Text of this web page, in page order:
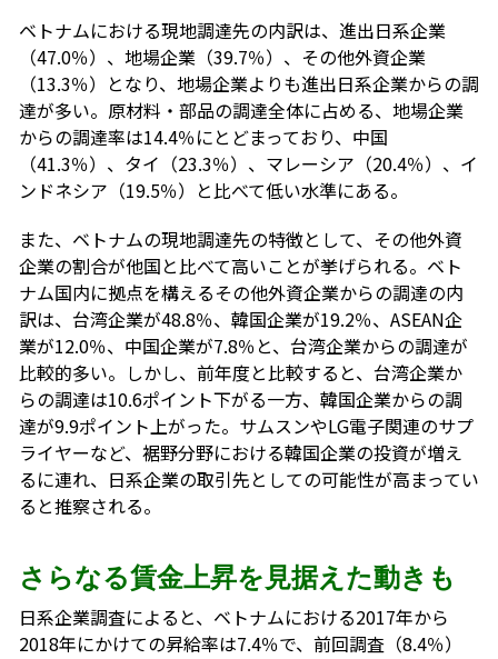
ベトナムにおける現地調達先の内訳は、進出日系企業
（47.0％）、地場企業（39.7％）、その他外資企業
（13.3％）となり、地場企業よりも進出日系企業からの調
達が多い。原材料・部品の調達全体に占める、地場企業
からの調達率は14.4％にとどまっており、中国
（41.3％）、タイ（23.3％）、マレーシア（20.4％）、イ
ンドネシア（19.5％）と比べて低い水準にある。
また、ベトナムの現地調達先の特徴として、その他外資
企業の割合が他国と比べて高いことが挙げられる。ベト
ナム国内に拠点を構えるその他外資企業からの調達の内
訳は、台湾企業が48.8％、韓国企業が19.2％、ASEAN企
業が12.0％、中国企業が7.8％と、台湾企業からの調達が
比較的多い。しかし、前年度と比較すると、台湾企業か
らの調達は10.6ポイント下がる一方、韓国企業からの調
達が9.9ポイント上がった。サムスンやLG電子関連のサプ
ライヤーなど、裾野分野における韓国企業の投資が増え
るに連れ、日系企業の取引先としての可能性が高まってい
ると推察される。
さらなる賃金上昇を見据えた動きも
日系企業調査によると、ベトナムにおける2017年から
2018年にかけての昇給率は7.4％で、前回調査（8.4％）